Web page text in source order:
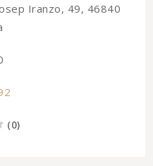
Iranzo, 49, 46840
(0)